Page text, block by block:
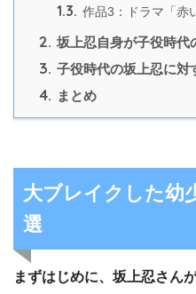
1.3. 作品3：ドラマ「赤
2. 坂上忍自身が子役時代
3. 子役時代の坂上忍に対
4. まとめ
大ブレイクした幼
選
まずはじめに、坂上忍さん